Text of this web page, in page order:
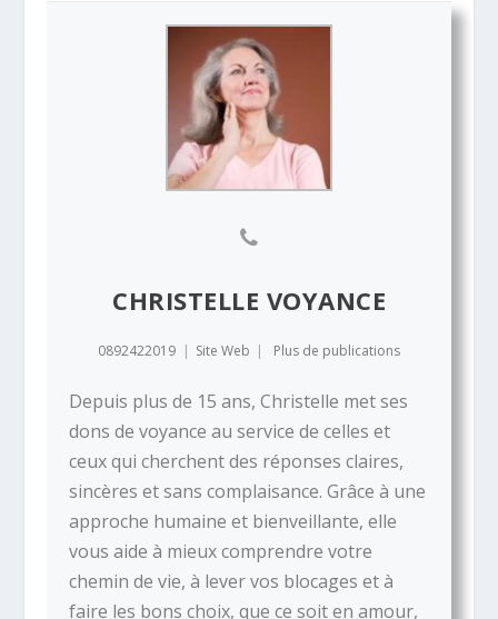
CHRISTELLE VOYANCE
0892422019 | Site Web | Plus de publications
Depuis plus de 15 ans, Christelle met ses
dons de voyance au service de celles et
ceux qui cherchent des réponses claires,
sincères et sans complaisance. Grâce à une
approche humaine et bienveillante, elle
vous aide à mieux comprendre votre
chemin de vie, à lever vos blocages et à
faire les bons choix, que ce soit en amour,